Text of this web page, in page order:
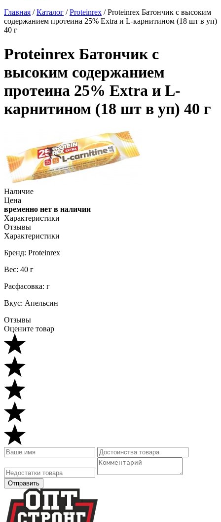
Главная /Каталог /Proteinrex /Proteinrex Батончик с высоким
содержанием протеина 25% Extra и L-карнитином (18 шт в уп)
40 г
Proteinrex Батончик с
высоким содержанием
протеина 25% Extra и L-
карнитином (18 шт в уп) 40 г
Наличие
Цена
временно нет в наличии
Характеристики
Отзывы
Характеристики
Бренд: Proteinrex
Вес: 40 г
Расфасовка: г
Вкус: Апельсин
Отзывы
Оцените товар